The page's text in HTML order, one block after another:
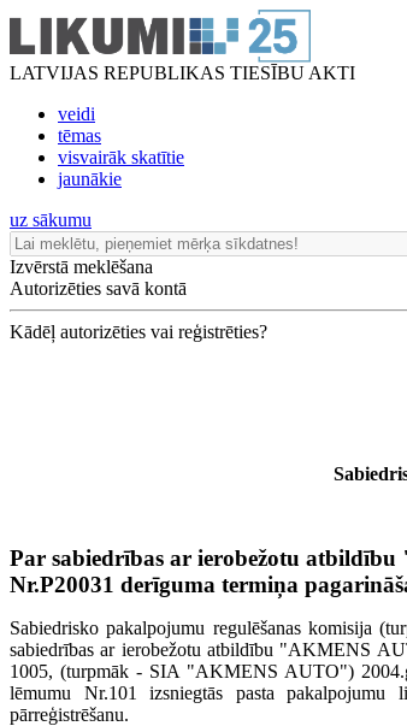
LATVIJAS REPUBLIKAS TIESĪBU AKTI
veidi
tēmas
visvairāk skatītie
jaunākie
uz sākumu
Izvērstā meklēšana
Autorizēties savā kontā
Kādēļ autorizēties vai reģistrēties?
Par sabiedrības ar ierobežotu
Nr.P20031 derīguma termiņa
Sabiedrisko pakalpojumu regulēšanas komisija
sabiedrības ar ierobežotu atbildību "AKMENS
1005, (turpmāk - SIA "AKMENS AUTO")
lēmumu Nr.101 izsniegtās pasta pakalpojumu
pārreģistrēšanu.